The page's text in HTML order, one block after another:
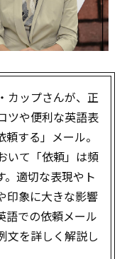
カップさんが、正
ツや便利な英語表
する」メール。
いて「依頼」は頻
。適切な表現やト
印象に大きな影響
語での依頼メール
文を詳しく解説し